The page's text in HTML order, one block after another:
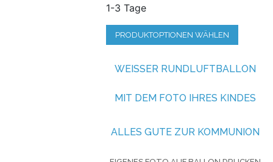
1-3 Tage
PRODUKTOPTIONEN WÄHLEN
WEISSER RUNDLUFTBALLON M
IT DEM FOTO IHRES KINDES
ALLES GUTE ZUR KOMMUNION